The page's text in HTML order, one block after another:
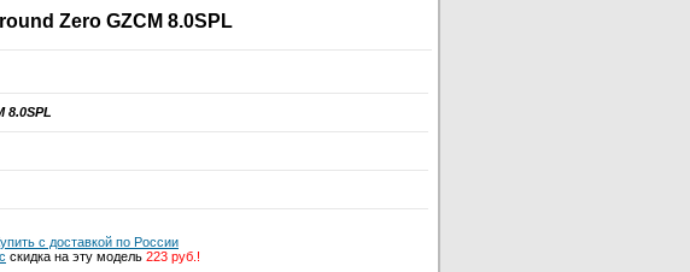
Zero GZCM 8.0SPL
8.0SPL
c доставкой по России
скидка на эту модель 223 руб.!